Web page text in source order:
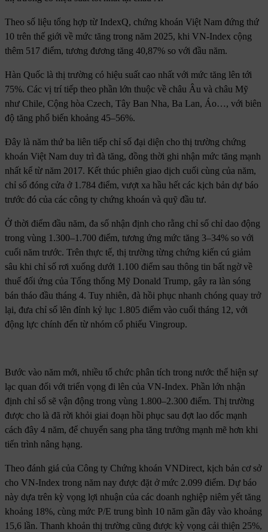
Theo số liệu tổng hợp từ IndexQ, chứng khoán Việt Nam đứng thứ
10 trên thế giới về mức tăng trong năm 2025, khi VN-Index cộng
thêm 517 điểm, tương đương tăng 40,87% so với đầu năm.
Hàn Quốc là thị trường có hiệu suất cao nhất với mức tăng lên tới
75%. Các vị trí tiếp theo phần lớn thuộc về châu Âu và châu Mỹ
như Chile, Cộng hòa Czech, Tây Ban Nha, Ba Lan, Áo…, với biên
độ tăng phổ biến khoảng 45–56%.
Đây là năm thứ ba liên tiếp chỉ số đại diện cho thị trường chứng
khoán Việt Nam duy trì đà tăng, đồng thời ghi nhận mức tăng mạnh
nhất kể từ năm 2017. Kết thúc phiên giao dịch cuối cùng của năm,
chỉ số đóng cửa ở 1.784 điểm, vượt xa hầu hết các kịch bản dự báo
trước đó của các công ty chứng khoán và quỹ đầu tư.
Ở thời điểm đầu năm, đa số nhận định cho rằng chỉ số chỉ dao động
trong vùng 1.300–1.700 điểm, tương ứng mức tăng 3–34% so với
cuối năm trước. Trên thực tế, thị trường từng chứng kiến cú giảm
sâu khi chỉ số rơi xuống dưới 1.100 điểm sau thông tin bất ngờ về
thuế đối ứng của Tổng thống Mỹ Donald Trump, gây ra làn sóng
bán tháo đầu tháng 4. Tuy nhiên, đà hồi phục nhanh chóng quay trở
lại, đưa chỉ số lên đỉnh kỷ lục 1.805 điểm vào cuối tháng 12, với
động lực chính đến từ nhóm cổ phiếu Vingroup.
Bước vào năm mới, nhiều tổ chức phân tích trong nước thể hiện sự
lạc quan đối với triển vọng đi lên của VN-Index. Phần lớn nhận
định chỉ số sẽ vận động trong vùng 1.800–2.300 điểm. Thị trường
được cho là đã rời khỏi giai đoạn hồi phục sau đợt lao dốc mạnh
cách đây 4 năm, để chuyển sang pha tăng trưởng mạnh mẽ hơn khi
tiến trình nâng hạng.
Theo đánh giá của Công ty Chứng khoán VNDirect, kịch bản cơ sở
cho VN-Index trong năm nay được đặt ở mức 2.099 điểm. Dự báo
này dựa trên kỳ vọng lợi nhuận của các doanh nghiệp niêm yết tăng
khoảng 18%, cùng mức P/E trung bình 10 năm gần đây vào khoảng
15,6 lần. Thanh khoản thị trường cũng được kỳ vọng cải thiện 25%,